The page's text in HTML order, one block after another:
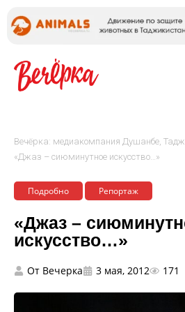
Вечёрка: медиакомпания Душанбе,
«Джаз – сиюминутное искусство…»
Подробно Репортаж
«Джаз –
искусство…»
От Вечерка 3 мая, 2012 171